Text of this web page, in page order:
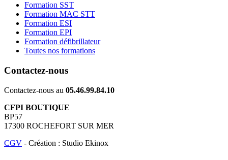
Formation SST
Formation MAC STT
Formation ESI
Formation EPI
Formation défibrillateur
Toutes nos formations
Contactez-nous
Contactez-nous au 05.46.99.84.10
CFPI BOUTIQUE
BP57
17300 ROCHEFORT SUR MER
CGV - Création : Studio Ekinox